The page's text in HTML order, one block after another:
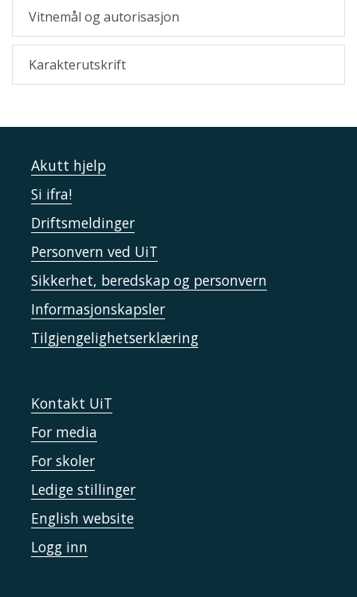
Vitnemål og autorisasjon
Karakterutskrift
Akutt hjelp
Si ifra!
Driftsmeldinger
Personvern ved UiT
Sikkerhet, beredskap og personvern
Informasjonskapsler
Tilgjengelighetserklæring
Kontakt UiT
For media
For skoler
Ledige stillinger
English website
Logg inn